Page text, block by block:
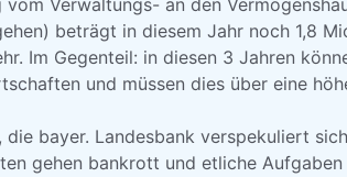
Verwaltungs- an den
beträgt in diesem Jahr noch 1,8
Im Gegenteil: in diesen 3 Jahren
und müssen dies über eine
die bayer. Landesbank verspekuliert
gehen bankrott und etliche